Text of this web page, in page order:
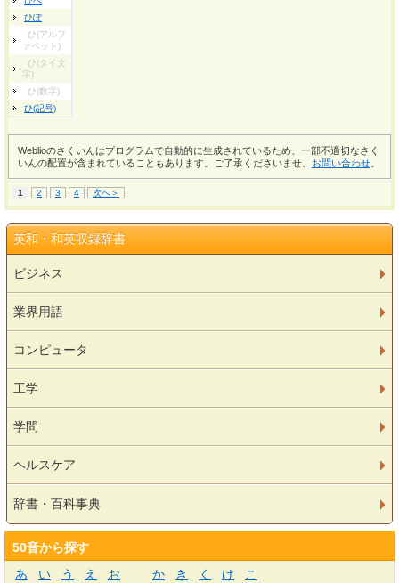
ひぽ
ひ(アルフ
ァベット)
ひ(タイ文
字)
ひ(数字)
ひ(記号)
Weblioのさくいんはプログラムで自動的に生成されているため、一部不適切なさく
いんの配置が含まれていることもあります。ご了承くださいませ。 お問い合わせ
1 2 3 4 次へ＞
英和・和英収録辞書
ビジネス
業界用語
コンピュータ
工学
学問
ヘルスケア
辞書・百科事典
50音から探す
あ
い う え お か き く け
こ